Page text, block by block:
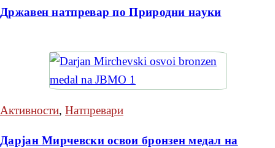
Државен натпревар по Природни науки
Активности, Натпревари
Дарјан Мирчевски освои бронзен медал на